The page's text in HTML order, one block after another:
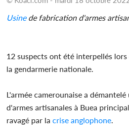
Usinede fabrication d'armes
12 suspects ont été interpellés
la gendarmerie nationale.
L'armée camerounaise a
d'armes artisanales à Buea
ravagé par la crise anglophone